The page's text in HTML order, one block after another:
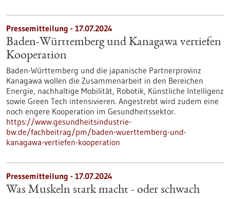
Pressemitteilung - 17.07.2024
Baden-Württemberg und Kanagawa vertiefen
Kooperation
Baden-Württemberg und die japanische Partnerprovinz
Kanagawa wollen die Zusammenarbeit in den Bereichen
Energie, nachhaltige Mobilität, Robotik, Künstliche Intelligenz
sowie Green Tech intensivieren. Angestrebt wird zudem eine
noch engere Kooperation im Gesundheitssektor.
https://www.gesundheitsindustrie-
bw.de/fachbeitrag/pm/baden-wuerttemberg-und-
kanagawa-vertiefen-kooperation
Pressemitteilung - 17.07.2024
Was Muskeln stark macht - oder schwach